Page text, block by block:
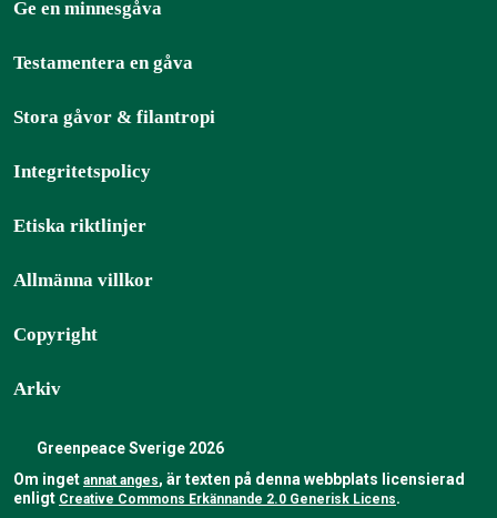
Ge en minnesgåva
Testamentera en gåva
Stora gåvor & filantropi
Integritetspolicy
Etiska riktlinjer
Allmänna villkor
Copyright
Arkiv
Greenpeace Sverige 2026
Om inget annat anges, är texten på denna webbplats licensierad
enligt Creative Commons Erkännande 2.0 Generisk Licens.